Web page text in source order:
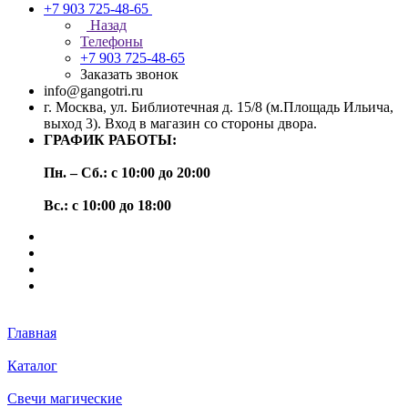
+7 903 725-48-65
Назад
Телефоны
+7 903 725-48-65
Заказать звонок
info@gangotri.ru
г. Москва, ул. Библиотечная д. 15/8 (м.Площадь Ильича,
выход 3). Вход в магазин со стороны двора.
ГРАФИК РАБОТЫ:
Пн. – Сб.: с 10:00 до 20:00
Вс.: с 10:00 до 18:00
Главная
Каталог
Свечи магические